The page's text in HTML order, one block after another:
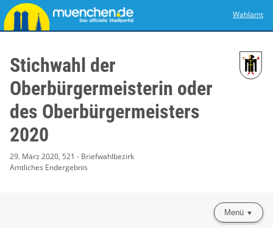
Wahlamt
Stichwahl der
Oberbürgermeisterin oder
des Oberbürgermeisters
2020
29. März 2020, 521 - Briefwahlbezirk
Amtliches Endergebnis
Menü